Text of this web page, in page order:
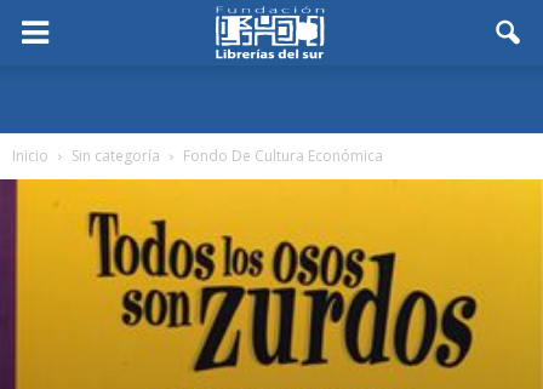
Inicio Sin categoría Fondo De Cultura Económica